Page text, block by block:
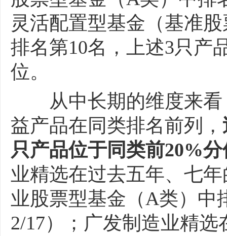
灵活配置型基金（基准
排名第10名，上述3只产
位。
从中长期的维度来看
益产品在同类排名前列，
只产品位于同类前20%分
业精选在过去五年、七
业股票型基金（A类）中
2/17）；广发制造业精